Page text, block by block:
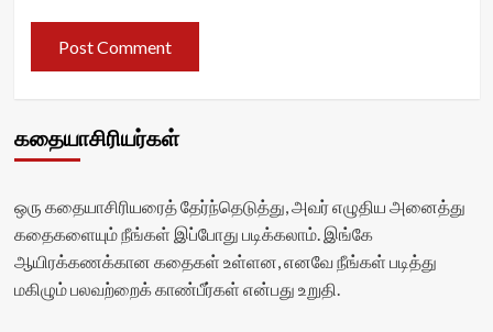
கதையாசிரியர்கள்
ஒரு கதையாசிரியரைத் தேர்ந்தெடுத்து, அவர் எழுதிய அனைத்து
கதைகளையும் நீங்கள் இப்போது படிக்கலாம். இங்கே
ஆயிரக்கணக்கான கதைகள் உள்ளன, எனவே நீங்கள் படித்து
மகிழும் பலவற்றைக் காண்பீர்கள் என்பது உறுதி.